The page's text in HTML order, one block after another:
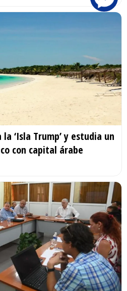
‘Isla Trump’ y estudia un
con capital árabe